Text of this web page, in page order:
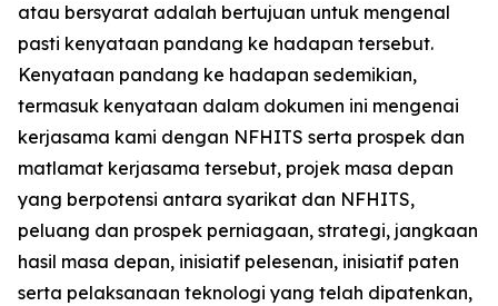
atau bersyarat adalah bertujuan untuk mengenal
pasti kenyataan pandang ke hadapan tersebut.
Kenyataan pandang ke hadapan sedemikian,
termasuk kenyataan dalam dokumen ini mengenai
kerjasama kami dengan NFHITS serta prospek dan
matlamat kerjasama tersebut, projek masa depan
yang berpotensi antara syarikat dan NFHITS,
peluang dan prospek perniagaan, strategi, jangkaan
hasil masa depan, inisiatif pelesenan, inisiatif paten
serta pelaksanaan teknologi yang telah dipatenkan,